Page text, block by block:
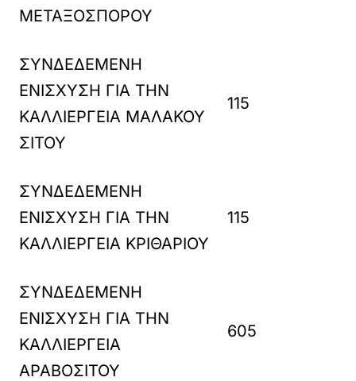
ΜΕΤΑΞΟΣΠΟΡΟΥ
ΣΥΝΔΕΔΕΜΕΝΗ
ΕΝΙΣΧΥΣΗ ΓΙΑ ΤΗΝ
ΚΑΛΛΙΕΡΓΕΙΑ ΜΑΛΑΚΟΥ
ΣΙΤΟΥ
115
ΣΥΝΔΕΔΕΜΕΝΗ
ΕΝΙΣΧΥΣΗ ΓΙΑ ΤΗΝ
ΚΑΛΛΙΕΡΓΕΙΑ ΚΡΙΘΑΡΙΟΥ
115
ΣΥΝΔΕΔΕΜΕΝΗ
ΕΝΙΣΧΥΣΗ ΓΙΑ ΤΗΝ
ΚΑΛΛΙΕΡΓΕΙΑ
ΑΡΑΒΟΣΙΤΟΥ
605